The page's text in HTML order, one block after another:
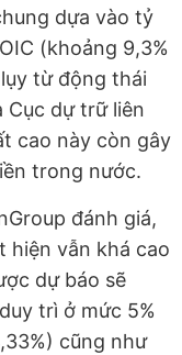
dựa vào tỷ
(khoảng 9,3%
từ động thái
Cục dự trữ liên
cao này còn gây
trong nước.
đánh giá,
hiện vẫn khá cao
dự báo sẽ
trì ở mức 5%
cũng như